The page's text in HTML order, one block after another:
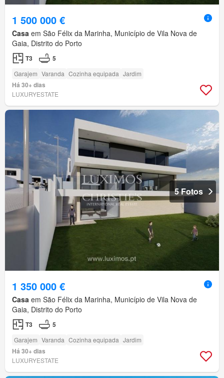
1 500 000 €
Casa em São Félix da Marinha, Município de Vila Nova de
Gaia, Distrito do Porto
T3 5
Garajem Varanda Cozinha equipada Jardim
Há 30+ dias
LUXURYESTATE
5 Fotos
1 350 000 €
Casa em São Félix da Marinha, Município de Vila Nova de
Gaia, Distrito do Porto
T3 5
Garajem Varanda Cozinha equipada Jardim
Há 30+ dias
LUXURYESTATE